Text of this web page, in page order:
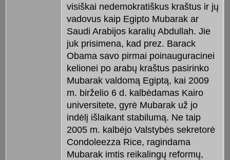
visiškai nedemokratiškus kraštus ir jų
vadovus kaip Egipto Mubarak ar
Saudi Arabijos karalių Abdullah. Jie
juk prisimena, kad prez. Barack
Obama savo pirmai poinauguracinei
kelionei po arabų kraštus pasirinko
Mubarak valdomą Egiptą, kai 2009
m. birželio 6 d. kalbėdamas Kairo
universitete, gyrė Mubarak už jo
indėlį išlaikant stabilumą. Ne taip
2005 m. kalbėjo Valstybės sekretorė
Condoleezza Rice, ragindama
Mubarak imtis reikalingų reformų,